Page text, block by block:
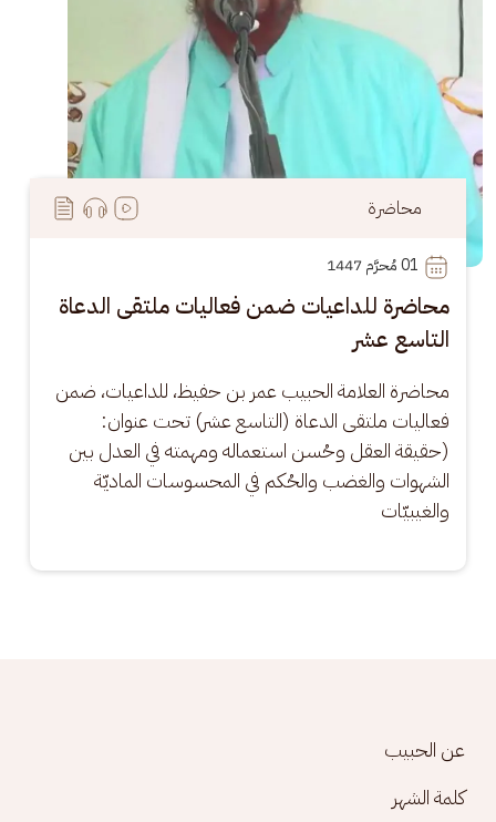
محاضرة
01
محاضرة للداعيات ضمن فعاليات ملتقى الدعاة
التاسع عشر
محاضرة العلامة الحبيب عمر بن حفيظ، للداعيات، ضمن
فعاليات ملتقى الدعاة (التاسع عشر) تحت عنوان:
(حقيقة العقل وحُسن استعماله ومهمته في العدل بين
الشهوات والغضب والحُكم في المحسوسات الماديّة
والغيبيّات
Footer menu
عن الحبيب
كلمة الشهر